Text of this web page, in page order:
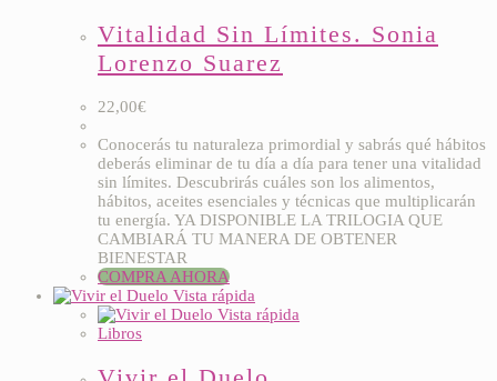
Vitalidad Sin Límites. Sonia
Lorenzo Suarez
22,00€
Conocerás tu naturaleza primordial y sabrás qué hábitos
deberás eliminar de tu día a día para tener una vitalidad
sin límites. Descubrirás cuáles son los alimentos,
hábitos, aceites esenciales y técnicas que multiplicarán
tu energía. YA DISPONIBLE LA TRILOGIA QUE
CAMBIARÁ TU MANERA DE OBTENER
BIENESTAR
COMPRA AHORA
Vista rápida
Vista rápida
Libros